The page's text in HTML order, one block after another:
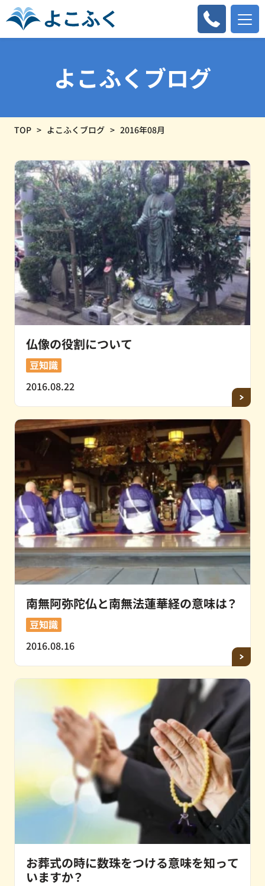
よこふくブログ
TOP よこふくブログ 2016年08月
仏像の役割について
豆知識
2016.08.22
南無阿弥陀仏と南無法蓮華経の意味は？
豆知識
2016.08.16
お葬式の時に数珠をつける意味を知って
いますか？